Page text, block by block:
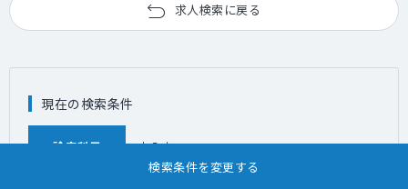
求人検索に戻る
検索条件を変更する
現在の検索条件
診療科目 未入力